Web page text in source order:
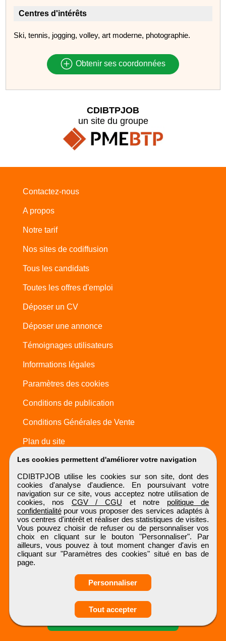
Obtenir ses
coordonnées
Centres d'intérêts
Ski, tennis, jogging, volley, art moderne, photographie.
Obtenir ses coordonnées
Les cookies permettent d'améliorer votre navigation
CDIBTPJOB utilise les cookies sur son site, dont des
cookies d'analyse d'audience. En poursuivant votre
navigation sur ce site, vous acceptez notre utilisation de
cookies, nos CGV / CGU et notre politique de
confidentialitépour vous proposer des services adaptés à
vos centres d'intérêt et réaliser des statistiques de visites.
Vous pouvez choisir de refuser ou de personnaliser vos
choix en cliquant sur le bouton "Personnaliser". Par
ailleurs, vous pouvez à tout moment changer d'avis en
cliquant sur "Paramètres des cookies" situé en bas de
page.
Personnaliser
Tout accepter
CDIBTPJOB
un site du groupe
Contactez-nous
A propos
Notre tarif
Nos sites de codiffusion
Tous les candidats
Toutes les offres d'emploi
Déposer un CV
Déposer une annonce
Témoignages utilisateurs
Informations légales
Paramètres des cookies
Conditions de publication
Conditions Générales de Vente
Plan du site
CDIBTPJOB
Tous droits réservés © 1999 - 2026